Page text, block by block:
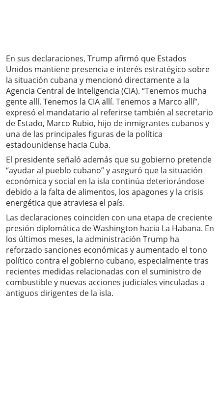
En sus declaraciones, Trump afirmó que Estados
Unidos mantiene presencia e interés estratégico sobre
la situación cubana y mencionó directamente a la
Agencia Central de Inteligencia (CIA). “Tenemos mucha
gente allí. Tenemos la CIA allí. Tenemos a Marco allí”,
expresó el mandatario al referirse también al secretario
de Estado, Marco Rubio, hijo de inmigrantes cubanos y
una de las principales figuras de la política
estadounidense hacia Cuba.
El presidente señaló además que su gobierno pretende
“ayudar al pueblo cubano” y aseguró que la situación
económica y social en la isla continúa deteriorándose
debido a la falta de alimentos, los apagones y la crisis
energética que atraviesa el país.
Las declaraciones coinciden con una etapa de creciente
presión diplomática de Washington hacia La Habana. En
los últimos meses, la administración Trump ha
reforzado sanciones económicas y aumentado el tono
político contra el gobierno cubano, especialmente tras
recientes medidas relacionadas con el suministro de
combustible y nuevas acciones judiciales vinculadas a
antiguos dirigentes de la isla.